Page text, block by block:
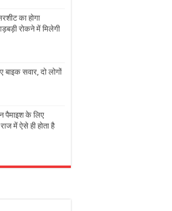
का होगा
रोकने में मिलेगी
सवार, दो लोगों
पैमाइश के लिए
में ऐसे ही होता है